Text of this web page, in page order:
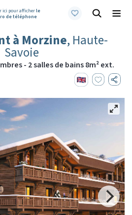
ici pour afficherle
de téléphone
à Morzine, Haute-
Savoie
- 2 salles de bains 8m² ext.